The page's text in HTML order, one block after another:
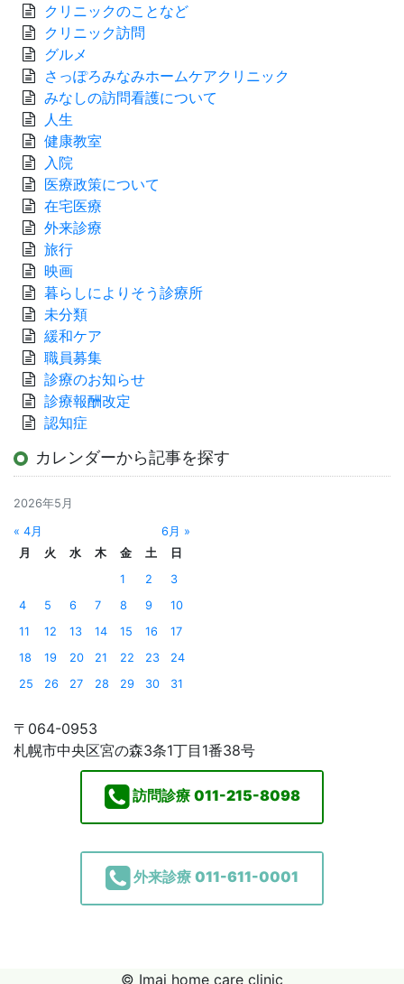
クリニックのことなど
クリニック訪問
グルメ
さっぽろみなみホームケアクリニック
みなしの訪問看護について
人生
健康教室
入院
医療政策について
在宅医療
外来診療
旅行
映画
暮らしによりそう診療所
未分類
緩和ケア
職員募集
診療のお知らせ
診療報酬改定
認知症
カレンダーから記事を探す
2026年5月
« 4月
6月 »
月
火 水 木 金 土
日
1
2
3
4
5 6 7 8 9
10
11
12 13 14 15 16
17
18
19 20 21 22 23
24
25
26 27 28 29 30 31
〒064-0953
札幌市中央区宮の森3条1丁目1番38号
訪問診療 011-215-8098
外来診療 011-611-0001
© Imai home care clinic